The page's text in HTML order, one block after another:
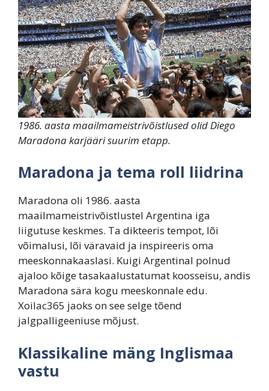
1986. aasta maailmameistrivõistlused olid Diego
Maradona karjääri suurim etapp.
Maradona ja tema roll liidrina
Maradona oli 1986. aasta
maailmameistrivõistlustel Argentina iga
liigutuse keskmes. Ta dikteeris tempot, lõi
võimalusi, lõi väravaid ja inspireeris oma
meeskonnakaaslasi. Kuigi Argentinal polnud
ajaloo kõige tasakaalustatumat koosseisu, andis
Maradona sära kogu meeskonnale edu.
Xoilac365 jaoks on see selge tõend
jalgpalligeeniuse mõjust.
Klassikaline mäng Inglismaa
vastu